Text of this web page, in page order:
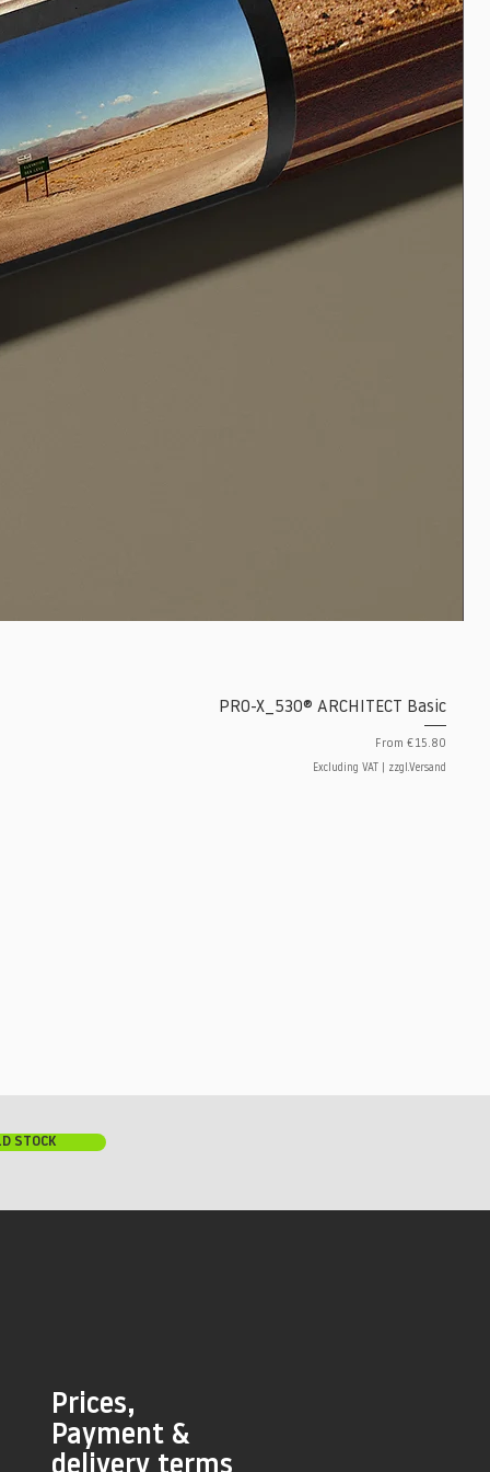
PRO-X_530® ARCHITECT Basic
From €15.80
Sale Price
Excluding VAT zzgl.Versand
Prices,
Payment &
STOCK